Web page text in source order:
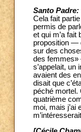
Santo Padre:
Cela fait
permis de
et qui m’a fait
proposition —
sur des
des femmes»
s’appelait, un
avaient des
disait que
péché mortel.
quatrième
moi, mais j’ai